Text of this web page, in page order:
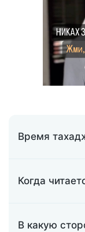
Время
Когда
В какую